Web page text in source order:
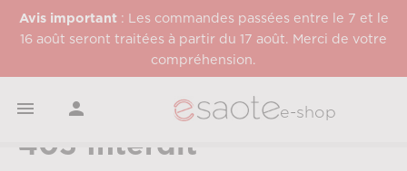
Avis important: Les commandes passées entre le 7 et le
16 août seront traitées à partir du 17 août. Merci de votre
compréhension.
  e-shop
403 Interdit